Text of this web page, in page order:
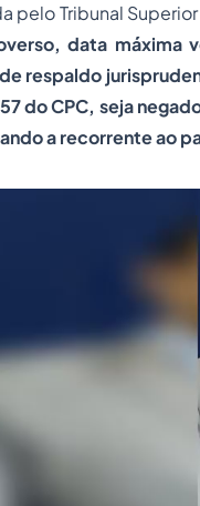
pelo Tribunal
data máxima
respaldo
do CPC, seja
a recorrente ao